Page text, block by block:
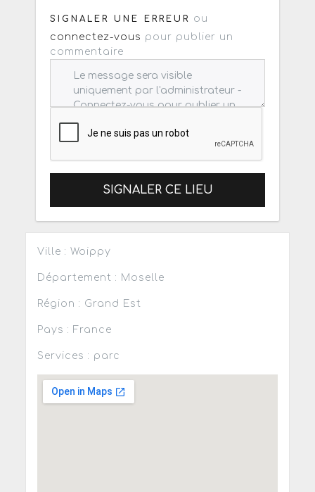
SIGNALER UNE ERREUR
ou
connectez-vous pour publier un
commentaire
SIGNALER CE LIEU
Ville : Woippy
Département : Moselle
Région : Grand Est
Pays : France
Services : parc